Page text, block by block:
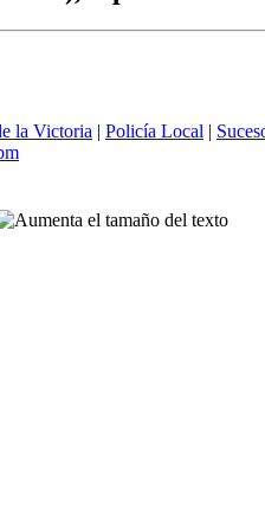
la Victoria | Policía Local |